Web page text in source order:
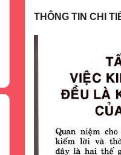
THÔNG TIN CHI